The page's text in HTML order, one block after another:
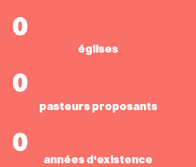
églises
années d'existence
pasteurs proposants
0
0
0